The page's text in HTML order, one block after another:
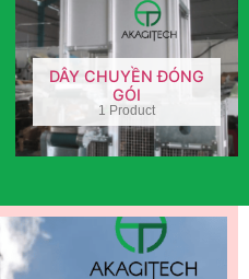
DÂY CHUYỀN ĐÓNG
GÓI
1 Product